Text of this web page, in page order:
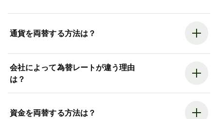
通貨を両替する方法は？
会社によって為替レートが違う理由
は？
資金を両替する方法は？